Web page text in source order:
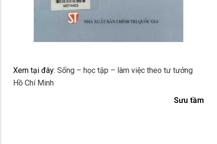
Xem tại đây: Sống – học tập – làm việc theo tư tưởng
Hồ Chí Minh
Sưu tầm